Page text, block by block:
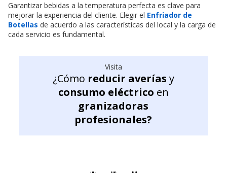
Garantizar bebidas a la temperatura perfecta es clave para
mejorar la experiencia del cliente. Elegir el Enfriador de
Botellas de acuerdo a las características del local y la carga de
cada servicio es fundamental.
Visita
¿Cómo reducir averías y
consumo eléctrico en
granizadoras
profesionales?